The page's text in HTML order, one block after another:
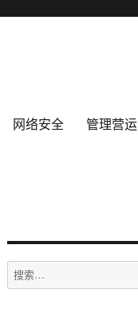
网络安全 管理营运
搜
索：